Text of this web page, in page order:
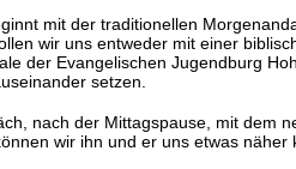
mit der traditionellen
wir uns entweder mit einer
der Evangelischen Jugendburg
setzen.
nach der Mittagspause, mit dem
wir ihn und er uns etwas näher